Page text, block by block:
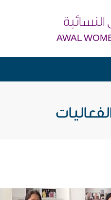
AWAL